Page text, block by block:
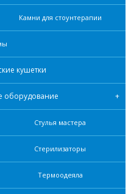
Камни для стоунтерапии
кушетки
оборудование
Стулья мастера
Стерилизаторы
Термоодеяла